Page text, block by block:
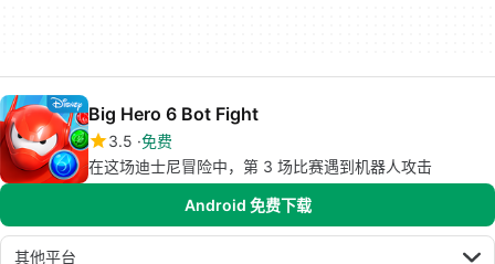
Big Hero 6 Bot Fight
3.5 免费
在这场迪士尼冒险中，第 3 场比赛遇到机器人攻击
Android 免费下载
其他平台